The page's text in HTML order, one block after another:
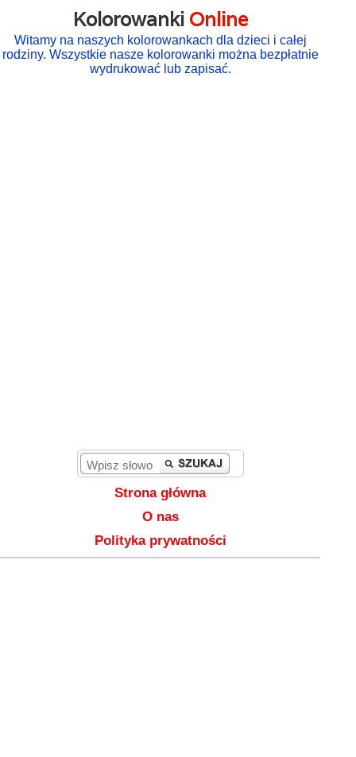
Kolorowanki Online
Witamy na naszych kolorowankach dla dzieci i całej
rodziny. Wszystkie nasze kolorowanki można bezpłatnie
wydrukować lub zapisać.
Strona główna
O nas
Polityka prywatności